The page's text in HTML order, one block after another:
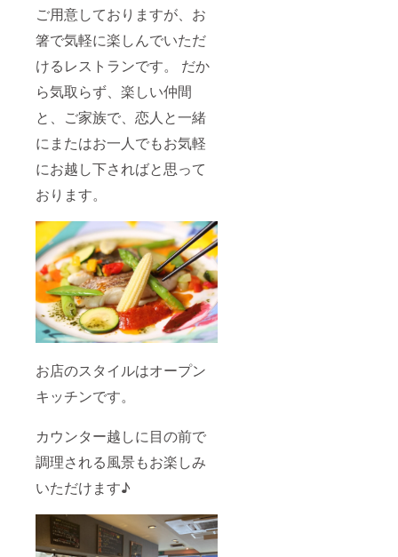
ご用意しておりますが、お
箸で気軽に楽しんでいただ
けるレストランです。 だか
ら気取らず、楽しい仲間
と、ご家族で、恋人と一緒
にまたはお一人でもお気軽
にお越し下さればと思って
おります。
お店のスタイルはオープン
キッチンです。
カウンター越しに目の前で
調理される風景もお楽しみ
いただけます♪